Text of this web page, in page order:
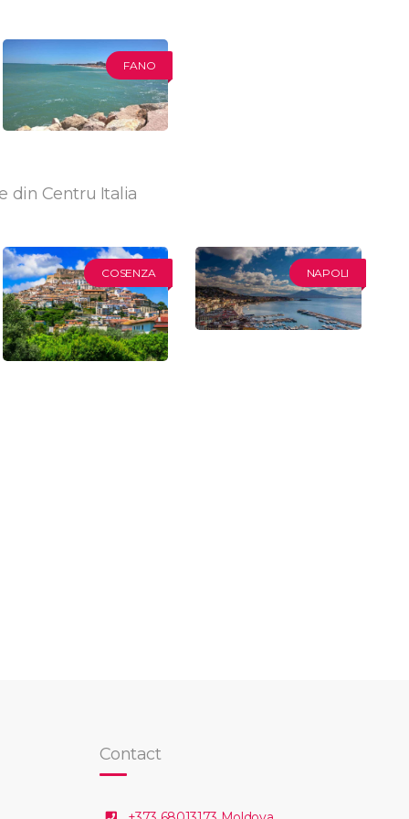
FANO
din Centru Italia
COSENZA NAPOLI
Contact